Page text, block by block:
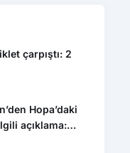
çarpıştı: 2
Hopa’daki
açıklama: